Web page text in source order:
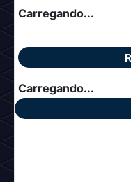
Carregando...
Carregando...